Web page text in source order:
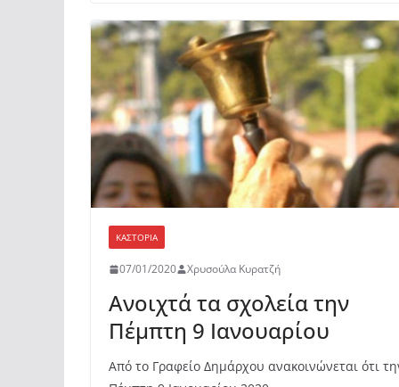
b
o
o
k
A
p
p
σ
τε
ίτ
ε
ΚΑΣΤΟΡΙΆ
07/01/2020 Χρυσούλα Κυρατζή
Ανοιχτά τα σχολεία την
Πέμπτη 9 Ιανουαρίου
Από το Γραφείο Δημάρχου ανακοινώνεται ότι